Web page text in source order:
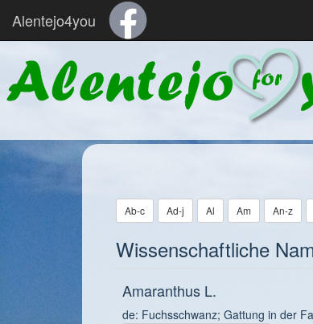
Alentejo4you
Ab-c Ad-j Al Am An-z
Wissenschaftliche
Amaranthus L.
de: Fuchsschwanz; Gattung in der